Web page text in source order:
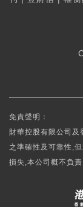
免責聲明：
財華控股有限公司
之準確性及可靠性,
損失,本公司概不負責